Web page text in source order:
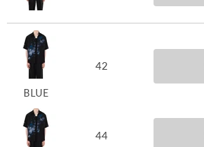
BLUE
42
44